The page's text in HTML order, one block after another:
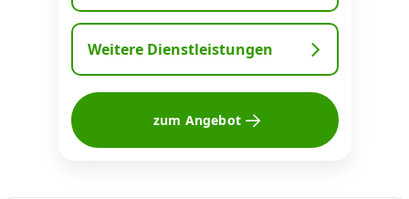
Weitere Dienstleistungen
zum Angebot